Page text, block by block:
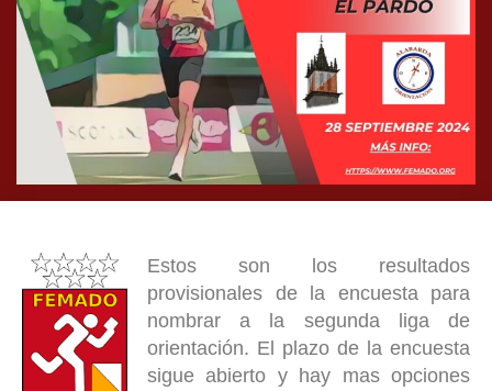
Estos son los resultados
provisionales de la encuesta para
nombrar a la segunda liga de
orientación. El plazo de la encuesta
sigue abierto y hay mas opciones